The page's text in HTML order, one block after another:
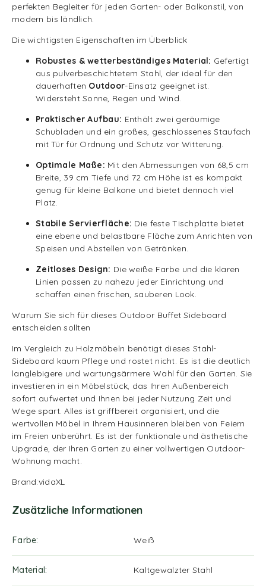
perfekten Begleiter für jeden Garten- oder Balkonstil, von
modern bis ländlich.
Die wichtigsten Eigenschaften im Überblick
Robustes & wetterbeständiges Material: Gefertigt
aus pulverbeschichtetem Stahl, der ideal für den
dauerhaften Outdoor-Einsatz geeignet ist.
Widersteht Sonne, Regen und Wind.
Praktischer Aufbau: Enthält zwei geräumige
Schubladen und ein großes, geschlossenes Staufach
mit Tür für Ordnung und Schutz vor Witterung.
Optimale Maße: Mit den Abmessungen von 68,5 cm
Breite, 39 cm Tiefe und 72 cm Höhe ist es kompakt
genug für kleine Balkone und bietet dennoch viel
Platz.
Stabile Servierfläche: Die feste Tischplatte bietet
eine ebene und belastbare Fläche zum Anrichten von
Speisen und Abstellen von Getränken.
Zeitloses Design: Die weiße Farbe und die klaren
Linien passen zu nahezu jeder Einrichtung und
schaffen einen frischen, sauberen Look.
Warum Sie sich für dieses Outdoor Buffet Sideboard
entscheiden sollten
Im Vergleich zu Holzmöbeln benötigt dieses Stahl-
Sideboard kaum Pflege und rostet nicht. Es ist die deutlich
langlebigere und wartungsärmere Wahl für den Garten. Sie
investieren in ein Möbelstück, das Ihren Außenbereich
sofort aufwertet und Ihnen bei jeder Nutzung Zeit und
Wege spart. Alles ist griffbereit organisiert, und die
wertvollen Möbel in Ihrem Hausinneren bleiben von Feiern
im Freien unberührt. Es ist der funktionale und ästhetische
Upgrade, der Ihren Garten zu einer vollwertigen Outdoor-
Wohnung macht.
Brand:vidaXL
Zusätzliche Informationen
Farbe Weiß
Material Kaltgewalzter Stahl